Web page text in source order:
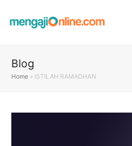
Blog
Home » ISTILAH RAMADHAN